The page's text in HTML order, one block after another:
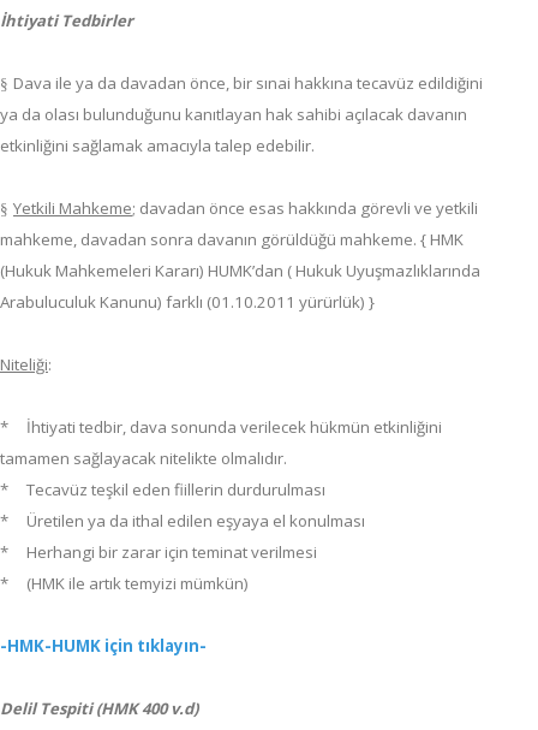
İhtiyati Tedbirler
§ Dava ile ya da davadan önce, bir sınai hakkına tecavüz edildiğini
ya da olası bulunduğunu kanıtlayan hak sahibi açılacak davanın
etkinliğini sağlamak amacıyla talep edebilir.
§ Yetkili Mahkeme; davadan önce esas hakkında görevli ve yetkili
mahkeme, davadan sonra davanın görüldüğü mahkeme. { HMK
(Hukuk Mahkemeleri Kararı) HUMK’dan ( Hukuk Uyuşmazlıklarında
Arabuluculuk Kanunu) farklı (01.10.2011 yürürlük) }
Niteliği:
* İhtiyati tedbir, dava sonunda verilecek hükmün etkinliğini
tamamen sağlayacak nitelikte olmalıdır.
* Tecavüz teşkil eden fiillerin durdurulması
* Üretilen ya da ithal edilen eşyaya el konulması
* Herhangi bir zarar için teminat verilmesi
* (HMK ile artık temyizi mümkün)
-HMK-HUMK için tıklayın-
Delil Tespiti (HMK 400 v.d)